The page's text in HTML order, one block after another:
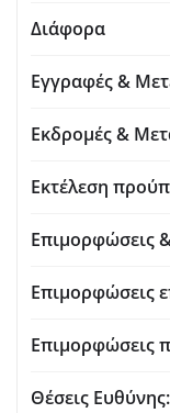
Διάφορα
Εγγραφές &
Εκδρομές &
Εκτέλεση
Επιμορφώσεις
Επιμορφώσεις
Επιμορφώσεις
Θέσεις